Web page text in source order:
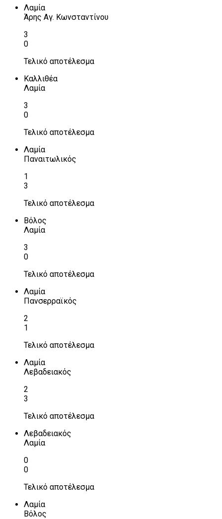
Λαμία
Άρης Αγ. Κωνσταντίνου
3
0
Τελικό αποτέλεσμα
Καλλιθέα
Λαμία
3
0
Τελικό αποτέλεσμα
Λαμία
Παναιτωλικός
1
3
Τελικό αποτέλεσμα
Βόλος
Λαμία
3
0
Τελικό αποτέλεσμα
Λαμία
Πανσερραϊκός
2
1
Τελικό αποτέλεσμα
Λαμία
Λεβαδειακός
2
3
Τελικό αποτέλεσμα
Λεβαδειακός
Λαμία
0
0
Τελικό αποτέλεσμα
Λαμία
Βόλος